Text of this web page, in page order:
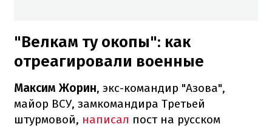
"Велкам ту окопы": как
отреагировали военные
Максим Жорин, экс-командир "Азова",
майор ВСУ, замкомандира Третьей
штурмовой, написал пост на русском